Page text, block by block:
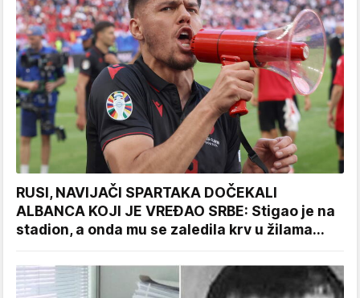
RUSI, NAVIJAČI SPARTAKA DOČEKALI
ALBANCA KOJI JE VREĐAO SRBE: Stigao je na
stadion, a onda mu se zaledila krv u žilama...